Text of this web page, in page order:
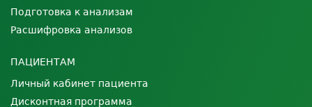
Подготовка к анализам
Расшифровка анализов
ПАЦИЕНТАМ
Личный кабинет пациента
Дисконтная программа